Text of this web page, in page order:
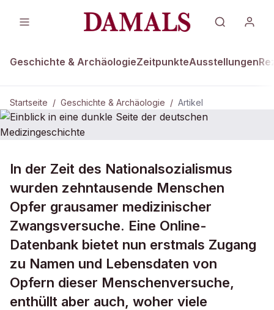
Geschichte & ArchäologieZeitpunkteAusstellungen
Startseite / Geschichte & Archäologie / Artikel
Einblick in eine dunkle Seite der
deutschen Medizingeschichte
In der Zeit des Nationalsozialismus
wurden zehntausende Menschen
Opfer grausamer medizinischer
Zwangsversuche. Eine Online-
Datenbank bietet nun erstmals Zugang
zu Namen und Lebensdaten von
Opfern dieser Menschenversuche,
enthüllt aber auch, woher viele